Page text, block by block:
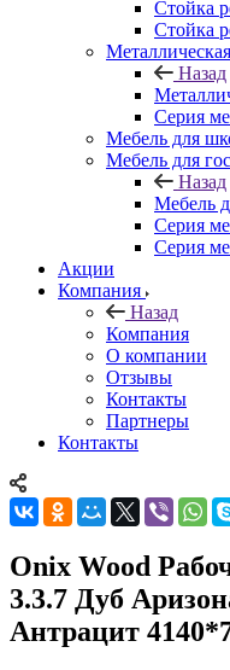
Стойка
Стойка
Назад
Серия
Мебель для
Мебель для
Назад
Мебель
Серия
Серия
Акции
Компания
Назад
Компания
О компании
Отзывы
Контакты
Партнеры
Контакты
Onix Wood
3.3.7 Дуб
Антрацит